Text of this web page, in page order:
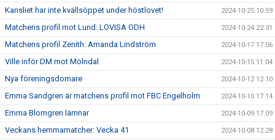
Kansliet har inte kvällsöppet under höstlovet! 2024-10-25 10:59
Matchens profil mot Lund: LOVISA ODH 2024-10-24 22:31
Matchens profil Zenith: Amanda Lindström 2024-10-17 17:06
Ville inför DM mot Mölndal 2024-10-15 11:04
Nya föreningsdomare 2024-10-12 12:10
Emma Sandgren är matchens profil mot FBC Engelholm 2024-10-10 17:14
Emma Blomgren lämnar 2024-10-09 17:09
Veckans hemmamatcher: Vecka 41 2024-10-08 12:28